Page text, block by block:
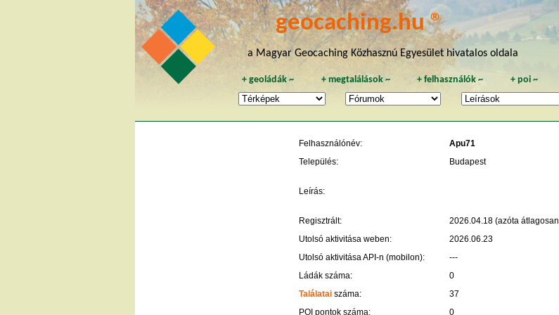
geocaching.hu ®
a Magyar Geocaching Közhasznú Egyesület hivatalos oldala
+geoládák ~ + megtalálások~ +felhasználók ~ + poi~
Felhasználónév:
Apu71
Település:
Budapest
Leírás:
Regisztrált:
2026.04.18 (azóta
Utolsó aktivitása weben:
2026.06.23
Utolsó aktivitása API-n (mobilon):
---
Ládák száma:
0
Találatai száma:
37
POI pontok száma:
0